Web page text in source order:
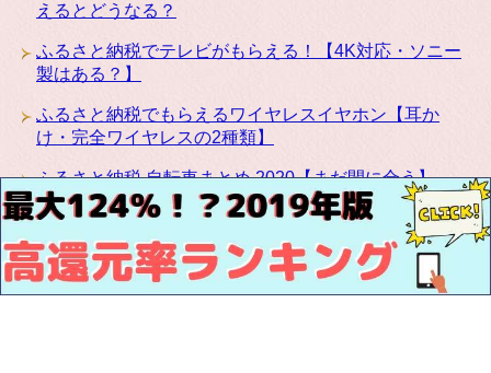
えるとどうなる？
ふるさと納税でテレビがもらえる！【4K対応・ソニー
製はある？】
ふるさと納税でもらえるワイヤレスイヤホン【耳か
け・完全ワイヤレスの2種類】
ふるさと納税 自転車まとめ 2020【まだ間に合う】
ふるさと納税にカリモクの高級家具が登場！椅子・テ
ーブル・ベッドなど種類豊富です